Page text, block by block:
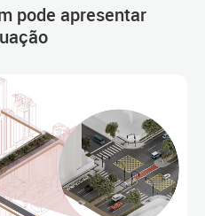
pode apresentar